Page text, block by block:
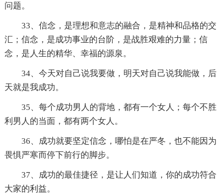
问题。
33、信念，是理想和意志的融合，是精神和品格的交
汇；信念，是成功事业的台阶，是战胜艰难的力量；信
念，是人生的精华、幸福的源泉。
34、今天对自己说我要做，明天对自己说我能做，后
天就是我成功。
35、每个成功男人的背地，都有一个女人；每个不胜
利男人的当面，都有两个女人。
36、成功就要坚定信念，哪怕是在严冬，也不能因为
畏惧严寒而停下前行的脚步。
37、成功的最佳捷径，是让人们知道，你的成功符合
大家的利益。